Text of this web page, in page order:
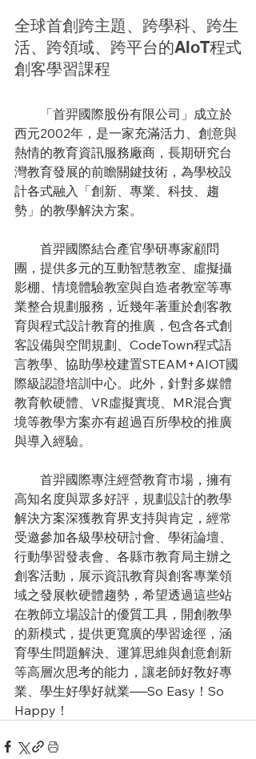
全球首創跨主題、跨學科、跨生
活、跨領域、跨平台的AIoT程式
創客學習課程
「首羿國際股份有限公司」成立於
西元2002年，是一家充滿活力、創意與
熱情的教育資訊服務廠商，長期研究台
灣教育發展的前瞻關鍵技術，為學校設
計各式融入「創新、專業、科技、趨
勢」的教學解決方案。
首羿國際結合產官學研專家顧問
團，提供多元的互動智慧教室、虛擬攝
影棚、情境體驗教室與自造者教室等專
業整合規劃服務，近幾年著重於創客教
育與程式設計教育的推廣，包含各式創
客設備與空間規劃、CodeTown程式語
言教學、協助學校建置STEAM+AIOT國
際級認證培訓中心。此外，針對多媒體
教育軟硬體、VR虛擬實境、MR混合實
境等教學方案亦有超過百所學校的推廣
與導入經驗。
首羿國際專注經營教育市場，擁有
高知名度與眾多好評，規劃設計的教學
解決方案深獲教育界支持與肯定，經常
受邀參加各級學校研討會、學術論壇、
行動學習發表會、各縣市教育局主辦之
創客活動，展示資訊教育與創客專業領
域之發展軟硬體趨勢，希望透過這些站
在教師立場設計的優質工具，開創教學
的新模式，提供更寬廣的學習途徑，涵
育學生問題解決、運算思維與創意創新
等高層次思考的能力，讓老師好敎好專
業、學生好學好就業──So Easy！So
Happy！